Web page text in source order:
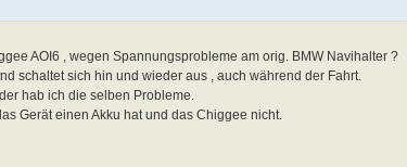
AOI6 , wegen Spannungsprobleme am orig. BMW Navihalter ?
schaltet sich hin und wieder aus , auch während der Fahrt.
hab ich die selben Probleme.
Gerät einen Akku hat und das Chiggee nicht.